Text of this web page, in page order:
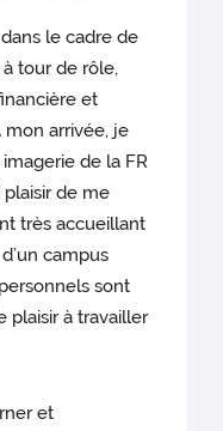
le cadre de
tour de rôle,
et
mon arrivée, je
de la FR
plaisir de me
très accueillant
campus
sont
plaisir à travailler
et